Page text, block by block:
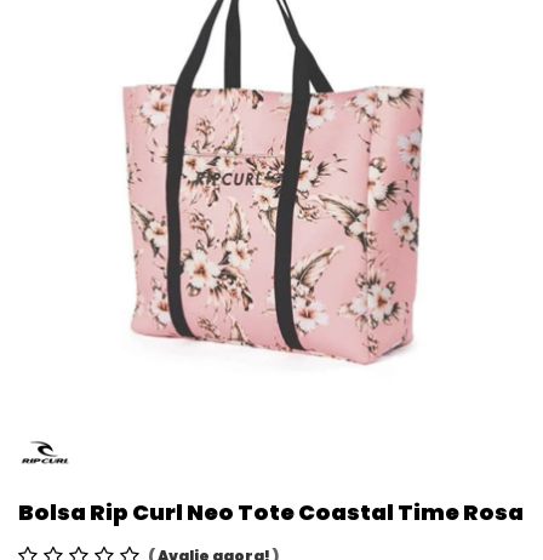
Bolsa Rip Curl Neo Tote Coastal Time Rosa
(Avalie agora!)